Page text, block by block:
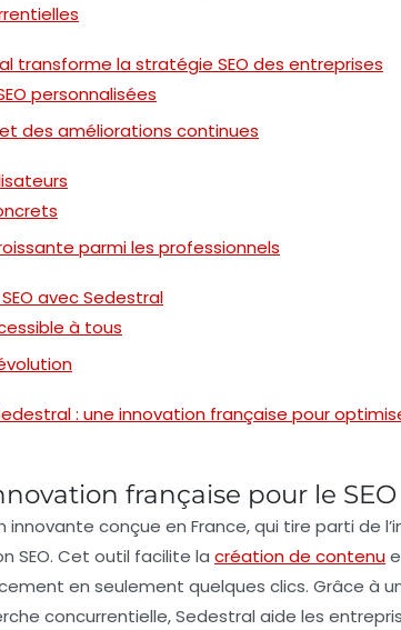
transforme la stratégie SEO des entreprises
personnalisées
et des améliorations continues
parmi les professionnels
avec Sedestral
à tous
: une innovation française pour
française pour le SEO
innovante conçue en France, qui tire parti de l’
SEO. Cet outil facilite la création de contenu
en seulement quelques clics. Grâce à
concurrentielle, Sedestral aide les